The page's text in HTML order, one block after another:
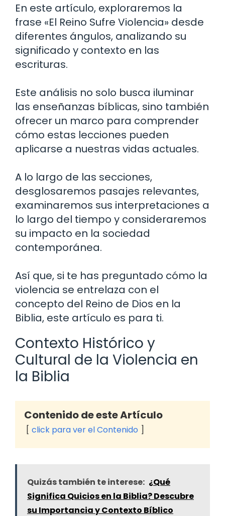
En este artículo, exploraremos la
frase «El Reino Sufre Violencia» desde
diferentes ángulos, analizando su
significado y contexto en las
escrituras.
Este análisis no solo busca iluminar
las enseñanzas bíblicas, sino también
ofrecer un marco para comprender
cómo estas lecciones pueden
aplicarse a nuestras vidas actuales.
A lo largo de las secciones,
desglosaremos pasajes relevantes,
examinaremos sus interpretaciones a
lo largo del tiempo y consideraremos
su impacto en la sociedad
contemporánea.
Así que, si te has preguntado cómo la
violencia se entrelaza con el
concepto del Reino de Dios en la
Biblia, este artículo es para ti.
Contexto Histórico y
Cultural de la Violencia en
la Biblia
Contenido de este Artículo
click para ver el Contenido
Quizás también te interese: ¿Qué
Significa Quicios en la Biblia? Descubre
su Importancia y Contexto Bíblico